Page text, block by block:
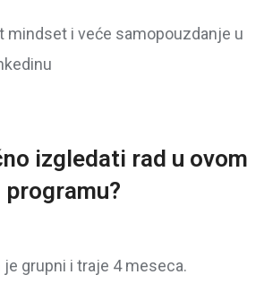
mindset i veće samopouzdanje u
izgledati rad u ovom
programu?
je grupni i traje 4 meseca.